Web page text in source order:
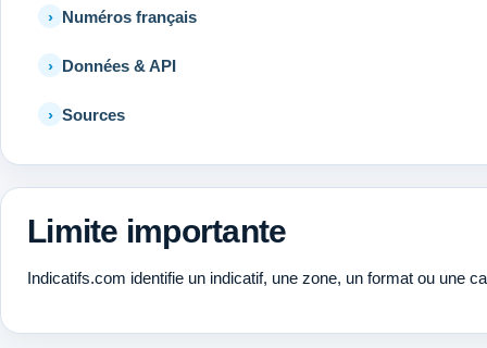
Numéros français
Données & API
Sources
Limite importante
Indicatifs.com identifie un indicatif, une zone, un format ou une